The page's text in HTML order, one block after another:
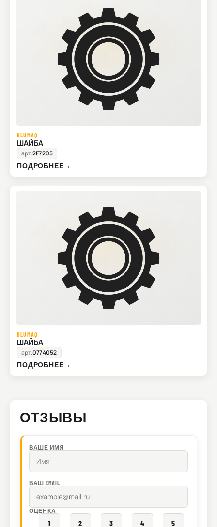
BLUMAQ
ШАЙБА
арт.2F7205
ПОДРОБНЕЕ→
BLUMAQ
ШАЙБА
арт.0774052
ПОДРОБНЕЕ→
ОТЗЫВЫ
ВАШЕ ИМЯ
ВАШ EMAIL
ОЦЕНКА
1 2 3 4 5